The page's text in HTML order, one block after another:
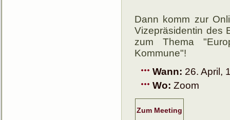
Dann komm zur
Vizepräsidentin des
zum Thema
Kommune"!
Wann: 26. April,
Wo: Zoom
Zum Meeting